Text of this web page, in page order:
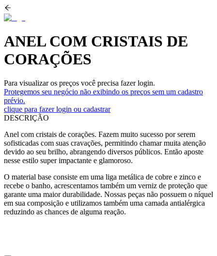
ANEL COM CRISTAIS DE
CORAÇÕES
Para visualizar os preços você precisa fazer login.
Protegemos seu negócio não exibindo os preços sem um cadastro
prévio.
clique para fazer login ou cadastrar
DESCRIÇÃO
Anel com cristais de corações. Fazem muito sucesso por serem
sofisticadas com suas cravações, permitindo chamar muita atenção
devido ao seu brilho, abrangendo diversos públicos. Então aposte
nesse estilo super impactante e glamoroso.
O material base consiste em uma liga metálica de cobre e zinco e
recebe o banho, acrescentamos também um verniz de proteção que
garante uma maior durabilidade. Nossas peças não possuem o níquel
em sua composição e utilizamos também uma camada antialérgica
reduzindo as chances de alguma reação.